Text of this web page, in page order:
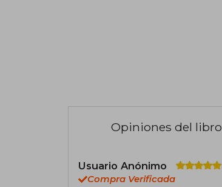
Opiniones del libro
Usuario Anónimo
Compra Verificada